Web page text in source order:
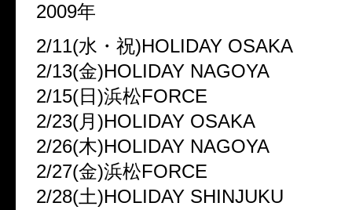
2009年
2/11(水・祝)HOLIDAY OSAKA
2/13(金)HOLIDAY NAGOYA
2/15(日)浜松FORCE
2/23(月)HOLIDAY OSAKA
2/26(木)HOLIDAY NAGOYA
2/27(金)浜松FORCE
2/28(土)HOLIDAY SHINJUKU